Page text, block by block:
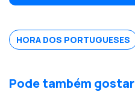
HORA DOS PORTUGUESES
Pode também gostar